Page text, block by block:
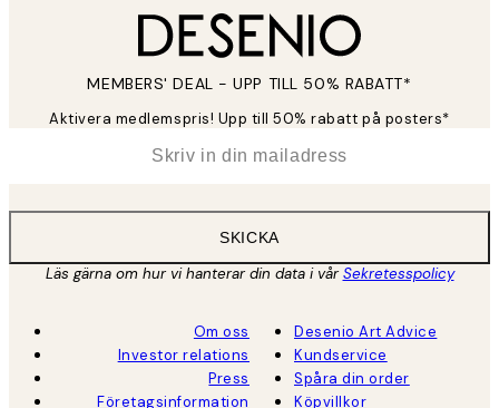
MEMBERS' DEAL - UPP TILL 50% RABATT*
Aktivera medlemspris! Upp till 50% rabatt på posters*
SKICKA
Läs gärna om hur vi hanterar din data i vårSekretesspolicy
Om oss
Investor relations
Press
Företagsinformation
Desenio Art Advice
Kundservice
Spåra din order
Köpvillkor